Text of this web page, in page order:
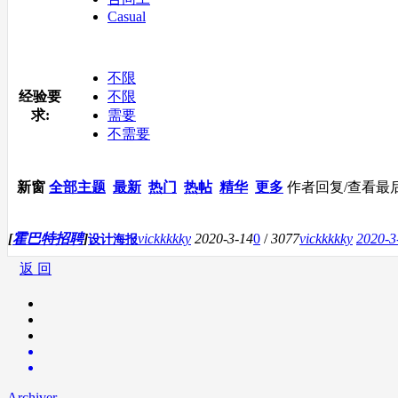
Casual
经验要
求:
不限
不限
需要
不需要
新窗 全部主题 最新 热门 热帖 精华 更多 作者回复/查看最
[霍巴特招聘]设计海报vickkkkky 2020-3-140 /3077vickkkkky 2020-
返 回